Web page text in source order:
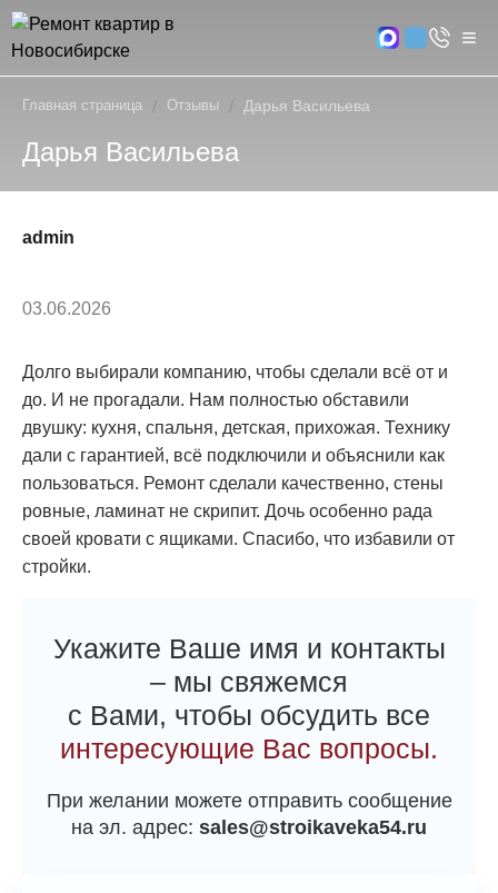
Главная страница / Отзывы / Дарья Васильева
Дарья Васильева
admin
03.06.2026
Долго выбирали компанию, чтобы сделали всё от и
до. И не прогадали. Нам полностью обставили
двушку: кухня, спальня, детская, прихожая. Технику
дали с гарантией, всё подключили и объяснили как
пользоваться. Ремонт сделали качественно, стены
ровные, ламинат не скрипит. Дочь особенно рада
своей кровати с ящиками. Спасибо, что избавили от
стройки.
Укажите Ваше имя и контакты
– мы свяжемся
с Вами, чтобы обсудить все
интересующие Вас вопросы.
При желании можете отправить сообщение
на эл. адрес: sales@stroikaveka54.ru